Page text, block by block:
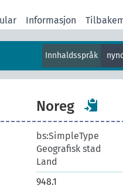
Informasjon
Innhaldsspråk
Noreg
bs:SimpleType
Geografisk stad
Land
948.1